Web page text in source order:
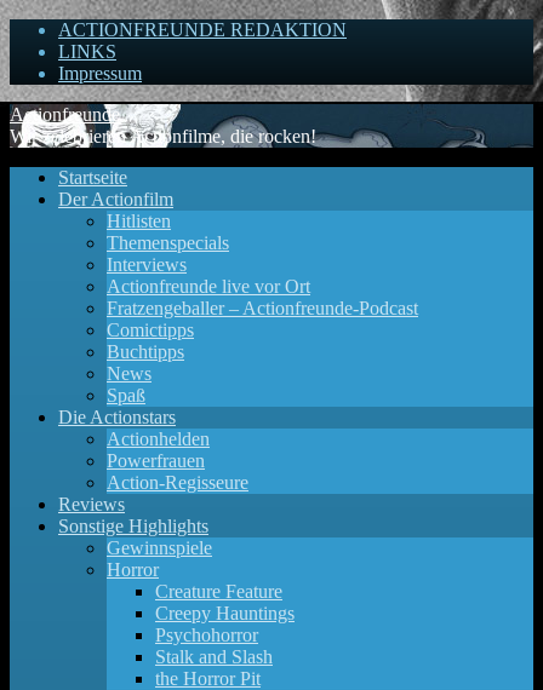
ACTIONFREUNDE REDAKTION
LINKS
Impressum
Actionfreunde
Wir zelebrieren Actionfilme, die rocken!
Startseite
Der Actionfilm
Hitlisten
Themenspecials
Interviews
Actionfreunde live vor Ort
Fratzengeballer – Actionfreunde-Podcast
Comictipps
Buchtipps
News
Spaß
Die Actionstars
Actionhelden
Powerfrauen
Action-Regisseure
Reviews
Sonstige Highlights
Gewinnspiele
Horror
Creature Feature
Creepy Hauntings
Psychohorror
Stalk and Slash
the Horror Pit